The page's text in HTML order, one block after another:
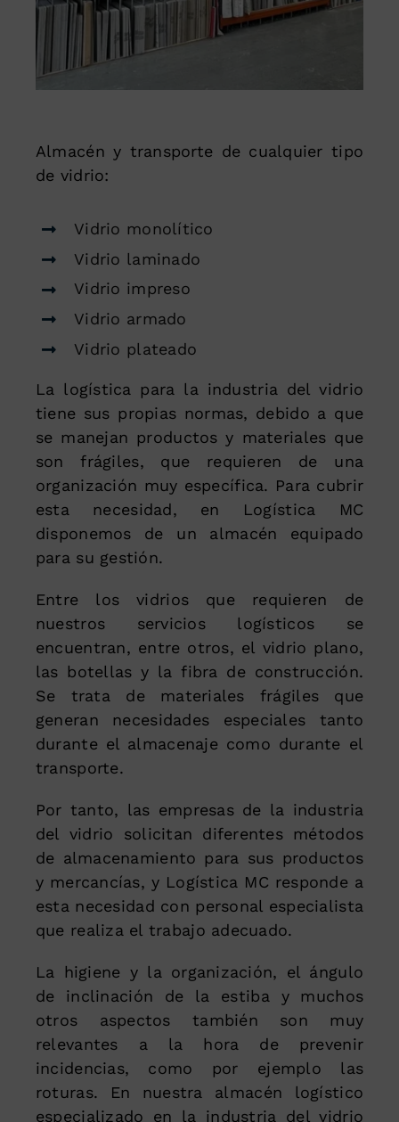
Almacén y transporte de cualquier tipo
de vidrio:
Vidrio monolítico
Vidrio laminado
Vidrio impreso
Vidrio armado
Vidrio plateado
La logística para la industria del vidrio
tiene sus propias normas, debido a que
se manejan productos y materiales que
son frágiles, que requieren de una
organización muy específica. Para cubrir
esta necesidad, en Logística MC
disponemos de un almacén equipado
para su gestión.
Entre los vidrios que requieren de
nuestros servicios logísticos se
encuentran, entre otros, el vidrio plano,
las botellas y la fibra de construcción.
Se trata de materiales frágiles que
generan necesidades especiales tanto
durante el almacenaje como durante el
transporte.
Por tanto, las empresas de la industria
del vidrio solicitan diferentes métodos
de almacenamiento para sus productos
y mercancías, y Logística MC responde a
esta necesidad con personal especialista
que realiza el trabajo adecuado.
La higiene y la organización, el ángulo
de inclinación de la estiba y muchos
otros aspectos también son muy
relevantes a la hora de prevenir
incidencias, como por ejemplo las
roturas. En nuestra almacén logístico
especializado en la industria del vidrio